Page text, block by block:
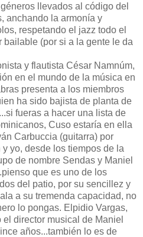
llevados al código del
anchando la armonía y
respetando el jazz todo el
(por si a la gente le da
y flautista César Namnúm,
en el mundo de la música en
presenta a los miembros
ha sido bajista de planta de
fueras a hacer una lista de
Cuso estaría en ella
Carbuccia (guitarra) por
yo, desde los tiempos de la
de nombre Sendas y Maniel
que es uno de los
del patio, por su sencillez y
a su tremenda capacidad, no
lo pongas. Elpidio Vargas,
director musical de Maniel
años...también lo es de